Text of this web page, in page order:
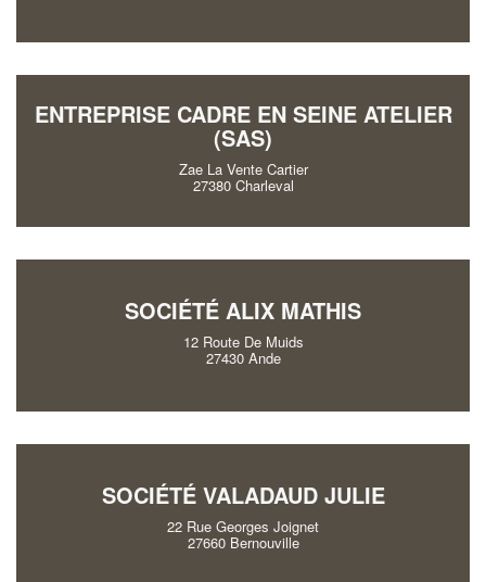
ENTREPRISE CADRE EN SEINE ATELIER
(SAS)
Zae La Vente Cartier
27380 Charleval
SOCIÉTÉ ALIX MATHIS
12 Route De Muids
27430 Ande
SOCIÉTÉ VALADAUD JULIE
22 Rue Georges Joignet
27660 Bernouville